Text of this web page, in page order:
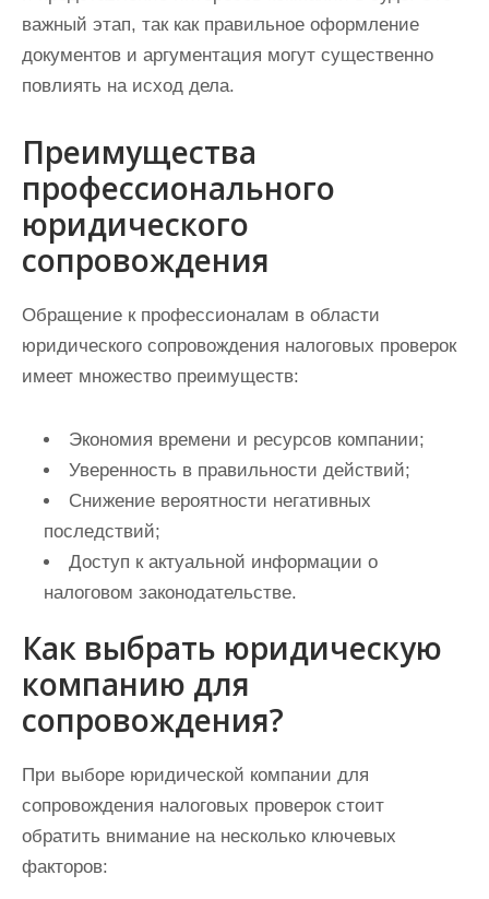
важный этап, так как правильное оформление
документов и аргументация могут существенно
повлиять на исход дела.
Преимущества
профессионального
юридического
сопровождения
Обращение к профессионалам в области
юридического сопровождения налоговых проверок
имеет множество преимуществ:
Экономия времени и ресурсов компании;
Уверенность в правильности действий;
Снижение вероятности негативных
последствий;
Доступ к актуальной информации о
налоговом законодательстве.
Как выбрать юридическую
компанию для
сопровождения?
При выборе юридической компании для
сопровождения налоговых проверок стоит
обратить внимание на несколько ключевых
факторов: